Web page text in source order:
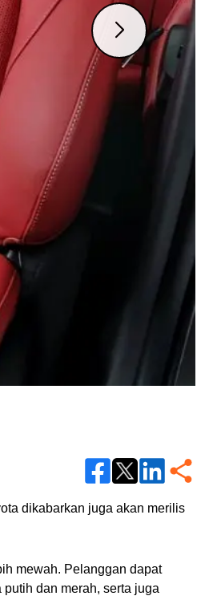
dikabarkan juga akan merilis
mewah. Pelanggan dapat
dan merah, serta juga